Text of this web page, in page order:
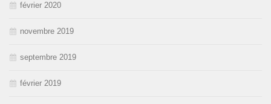
février 2020
novembre 2019
septembre 2019
février 2019